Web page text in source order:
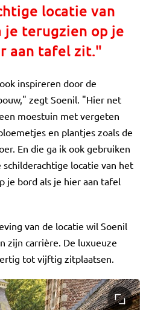
locatie van
je terugzien op je
aan tafel zit."
inspireren door de
zegt Soenil. "Hier net
moestuin met vergeten
en plantjes zoals de
En die ga ik ook gebruiken
locatie van het
je bord als je hier aan tafel
van de locatie wil Soenil
zijn carrière. De luxueuze
tot vijftig zitplaatsen.